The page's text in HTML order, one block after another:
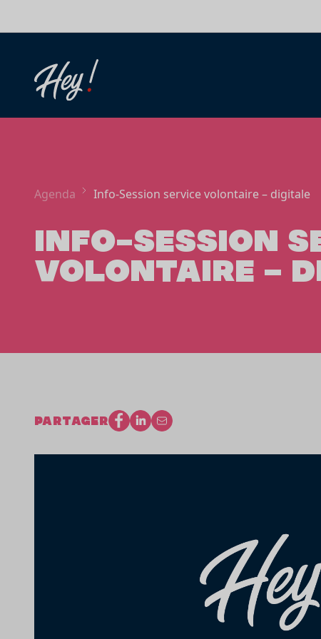
Agenda Info-Session service volontaire – digitale
INFO-SESSION
VOLONTAIRE –
PARTAGER